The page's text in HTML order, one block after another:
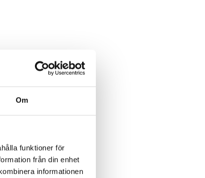
Om
funktioner för
från din enhet
informationen